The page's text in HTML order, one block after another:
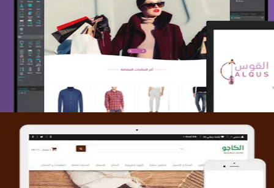
تصميم متجر القوس
التفاصيل
تصميم متجر الكاجو